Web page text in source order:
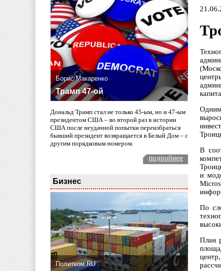
Борис Макаренко
Трамп 47-ой
Дональд Трамп стал не только 45-ым, но и 47-ым
президентом США – во второй раз в истории
США после неудачной попытки переизбраться
бывший президент возвращается в Белый Дом – с
другим порядковым номером.
подробнее
Бизнес
Политком.RU
В
и
По
План